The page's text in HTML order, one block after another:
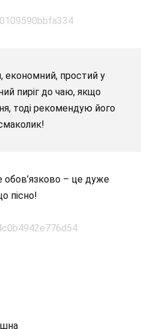
економний, простий у
пиріг до чаю, якщо
тоді рекомендую його
обов’язково – це дуже
пісно!